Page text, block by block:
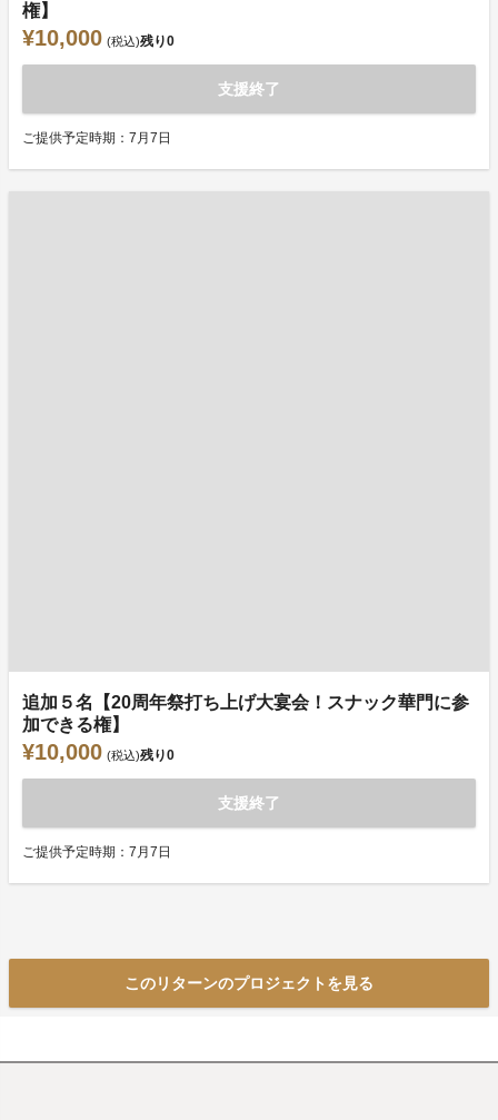
権】
¥10,000 (税込)残り0
支援終了
ご提供予定時期：7月7日
追加５名【20周年祭打ち上げ大宴会！スナック華門に参
加できる権】
¥10,000 (税込)残り0
支援終了
ご提供予定時期：7月7日
このリターンのプロジェクトを見る